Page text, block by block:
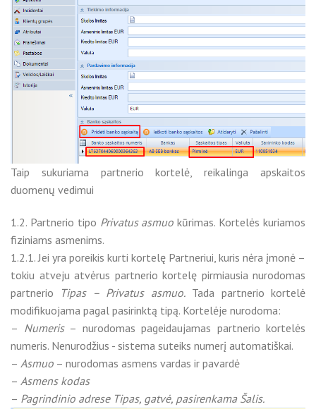
Taip sukuriama partnerio kortelė, reikalinga apskaitos
duomenų vedimui
1.2. Partnerio tipo Privatus asmuo kūrimas. Kortelės kuriamos
fiziniams asmenims.
1.2.1. Jei yra poreikis kurti kortelę Partneriui, kuris nėra įmonė –
tokiu atveju atvėrus partnerio kortelę pirmiausia nurodomas
partnerio
Tipas – Privatus asmuo.Tada partnerio kortelė
modifikuojama pagal pasirinktą tipą. Kortelėje nurodoma:
– Numeris– nurodomas pageidaujamas partnerio kortelės
numeris. Nenurodžius - sistema suteiks numerį automatiškai.
– Asmuo – nurodomas asmens vardas ir pavardė
– Asmens kodas
– Pagrindinio adrese Tipas, gatvė, pasirenkama Šalis.